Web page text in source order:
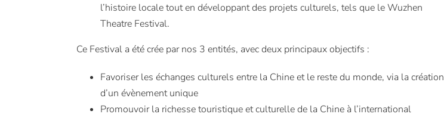
l’histoire locale tout en développant des projets culturels, tels que le Wuzhen
Theatre Festival.
Ce Festival a été crée par nos 3 entités, avec deux principaux objectifs :
Favoriser les échanges culturels entre la Chine et le reste du monde, via la création
d’un évènement unique
Promouvoir la richesse touristique et culturellede la Chine à l’international